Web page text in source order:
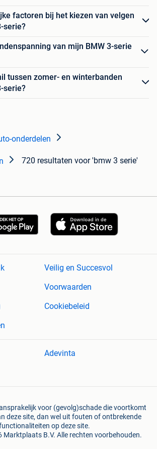
factoren bij het kiezen van velgen
serie?
van mijn BMW 3-serie
tussen zomer- en winterbanden
serie?
onderdelen
720 resultaten voor 'bmw 3 serie'
Veilig en Succesvol
Voorwaarden
Cookiebeleid
Adevinta
voor (gevolg)schade die voortkomt
deze site, dan wel uit fouten of ontbrekende
op deze site.
B.V. Alle rechten voorbehouden.